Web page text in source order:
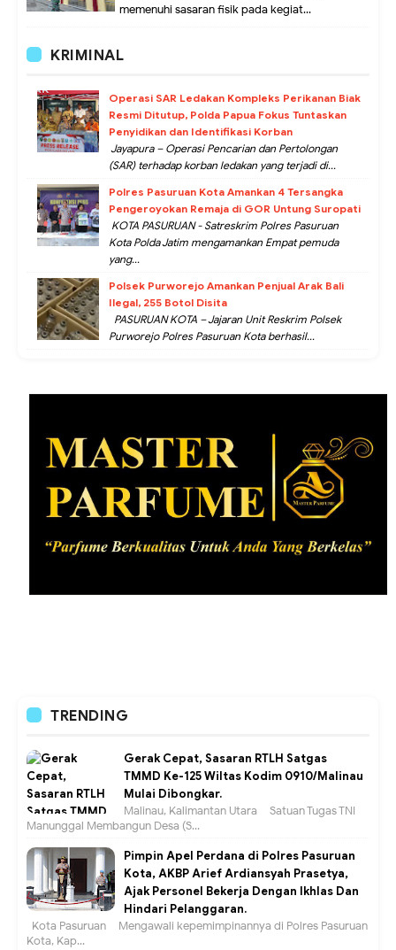
memenuhi sasaran fisik pada kegiat...
KRIMINAL
Operasi SAR Ledakan Kompleks Perikanan Biak
Resmi Ditutup, Polda Papua Fokus Tuntaskan
Penyidikan dan Identifikasi Korban
Jayapura – Operasi Pencarian dan Pertolongan
(SAR) terhadap korban ledakan yang terjadi di...
Polres Pasuruan Kota Amankan 4 Tersangka
Pengeroyokan Remaja di GOR Untung Suropati
KOTA PASURUAN - Satreskrim Polres Pasuruan
Kota Polda Jatim mengamankan Empat pemuda
yang...
Polsek Purworejo Amankan Penjual Arak Bali
Ilegal, 255 Botol Disita
PASURUAN KOTA – Jajaran Unit Reskrim Polsek
Purworejo Polres Pasuruan Kota berhasil...
TRENDING
Gerak Cepat, Sasaran RTLH Satgas
TMMD Ke-125 Wiltas Kodim 0910/Malinau
Mulai Dibongkar.
Malinau, Kalimantan Utara – Satuan Tugas TNI
Manunggal Membangun Desa (S...
Pimpin Apel Perdana di Polres Pasuruan
Kota, AKBP Arief Ardiansyah Prasetya,
Ajak Personel Bekerja Dengan Ikhlas Dan
Hindari Pelanggaran.
Kota Pasuruan – Mengawali kepemimpinannya di Polres Pasuruan
Kota, Kap...